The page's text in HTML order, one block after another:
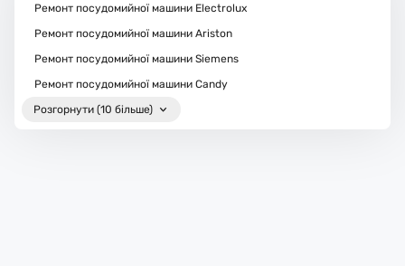
Ремонт посудомийної машини Electrolux
Ремонт посудомийної машини Ariston
Ремонт посудомийної машини Siemens
Ремонт посудомийної машини Candy
Розгорнути (10 більше)